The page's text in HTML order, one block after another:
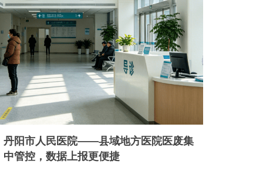
丹阳市人民医院——县域地方医院医废集
中管控，数据上报更便捷